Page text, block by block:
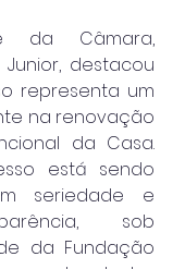
da Câmara,
destacou
representa um
na renovação
da Casa.
está sendo
seriedade e
sob
da Fundação